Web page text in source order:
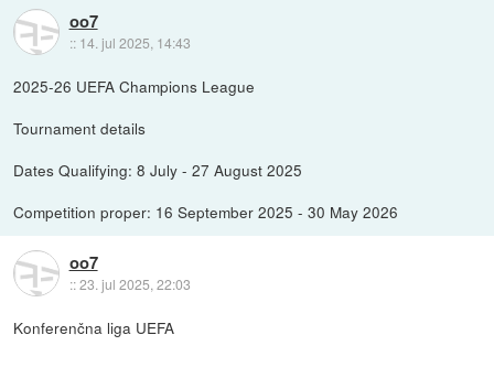
oo7
:: 14. jul 2025, 14:43
2025-26 UEFA Champions League
Tournament details
Dates Qualifying: 8 July - 27 August 2025
Competition proper: 16 September 2025 - 30 May 2026
oo7
::23. jul 2025, 22:03
Konferenčna liga UEFA